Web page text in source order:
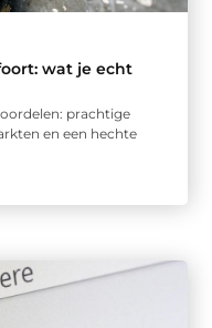
wat je echt
prachtige
en een hechte